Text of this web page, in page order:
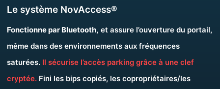
Le système NovAccess®
Fonctionne par Bluetooth, et assure l’ouverture du portail,
même dans des environnements aux fréquences
saturées. Il sécurise l’accès parking grâce à une clef
cryptée. Fini les bips copiés, les copropriétaires/les